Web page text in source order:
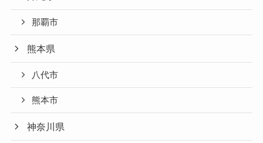
那覇市
熊本県
八代市
熊本市
神奈川県